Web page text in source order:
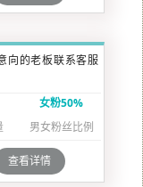
向的老板联系客服
女粉50%
男女粉丝比例
查看详情